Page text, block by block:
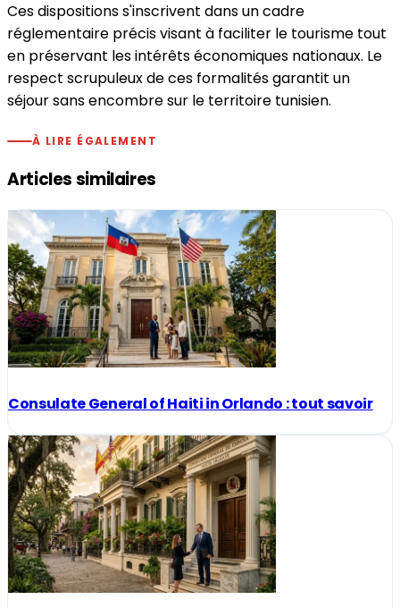
Ces dispositions s'inscrivent dans un cadre
réglementaire précis visant à faciliter le tourisme tout
en préservant les intérêts économiques nationaux. Le
respect scrupuleux de ces formalités garantit un
séjour sans encombre sur le territoire tunisien.
À LIRE ÉGALEMENT
Articles similaires
Consulate General of Haiti in Orlando : tout savoir